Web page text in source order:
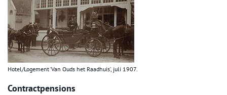
Hotel/Logement ‘Van Ouds het Raadhuis’, juli 1907.
Contractpensions